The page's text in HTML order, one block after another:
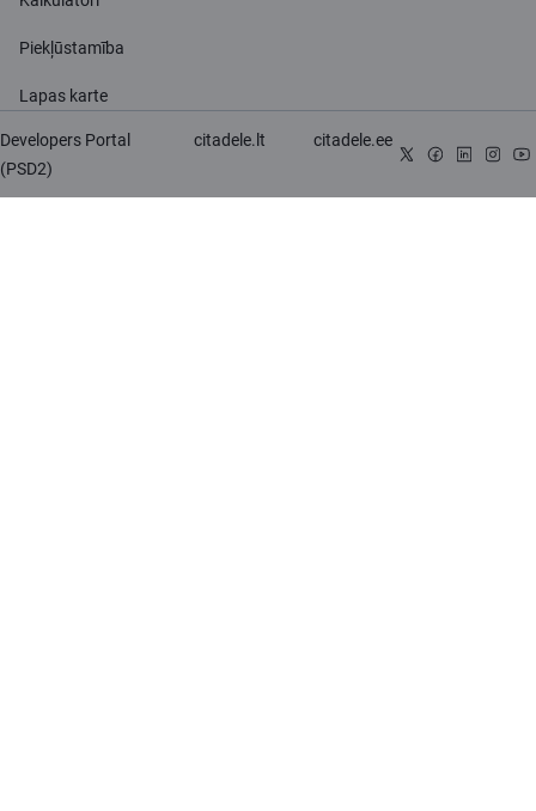
Piekļūstamība
Lapas karte
Developers Portal
(PSD2)
citadele.lt citadele.ee